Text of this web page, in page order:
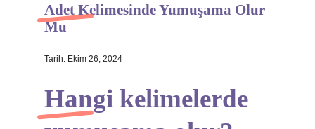
Hakkımızda
Adet Kelimesinde Yumuşama Olur
Mu
Tarih: Ekim 26, 2024
Hangi kelimelerde